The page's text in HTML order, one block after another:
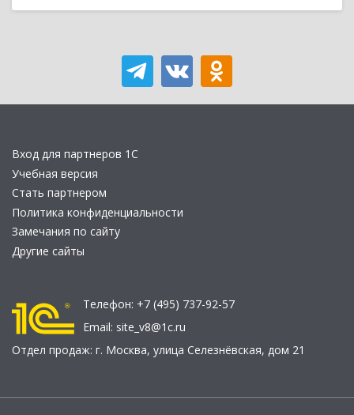
Вход для партнеров 1С
Учебная версия
Стать партнером
Политика конфиденциальности
Замечания по сайту
Другие сайты
Телефон: +7 (495) 737-92-57
Email: site_v8@1c.ru
Отдел продаж: г. Москва, улица Селезнёвская, дом 21